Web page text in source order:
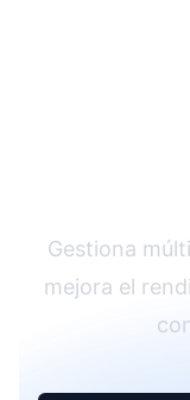
Gestiona
mejora el